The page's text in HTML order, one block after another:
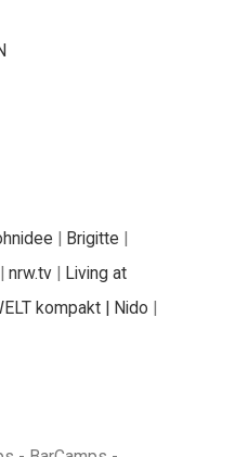
| Brigitte |
| nrw.tv | Living at
kompakt | Nido |